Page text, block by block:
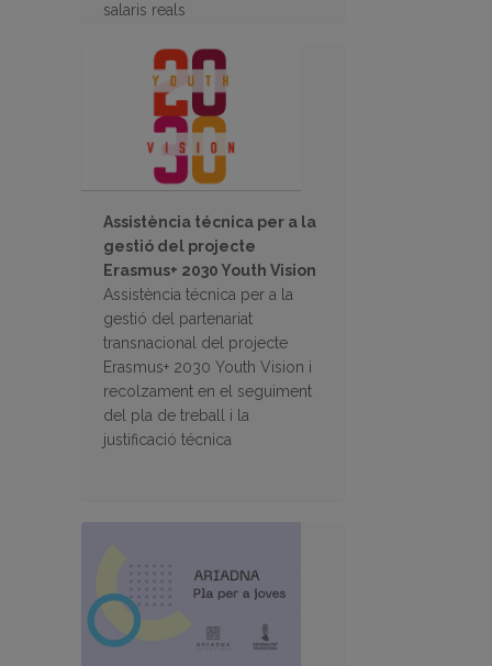
salaris reals
Assistència técnica per a la
gestió del projecte
Erasmus+ 2030 Youth Vision
Assistència técnica per a la
gestió del partenariat
transnacional del projecte
Erasmus+ 2030 Youth Vision i
recolzament en el seguiment
del pla de treball i la
justificació técnica